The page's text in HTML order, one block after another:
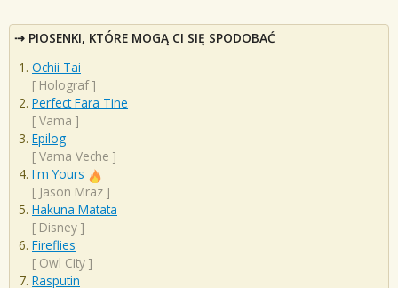
PIOSENKI, KTÓRE MOGĄ CI SIĘ SPODOBAĆ
Ochii Tai
[ Holograf]
Perfect Fara Tine
[ Vama ]
Epilog
[ Vama Veche ]
I'm Yours
[ Jason Mraz ]
Hakuna Matata
[ Disney ]
Fireflies
[ Owl City ]
Rasputin